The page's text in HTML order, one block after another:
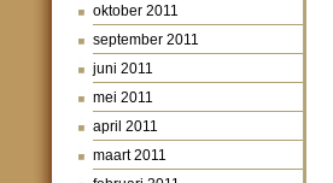
oktober 2011
september 2011
juni 2011
mei 2011
april 2011
maart 2011